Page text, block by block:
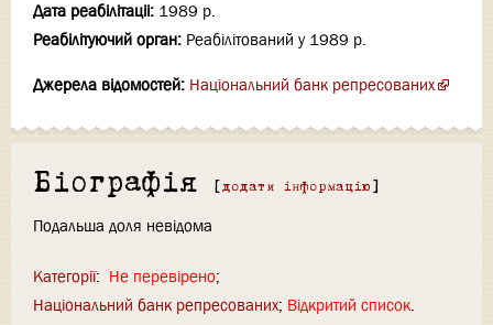
Дата реабілітаціi: 1989 р.
Реабілітуючий орган: Реабілітований у 1989 р.
Джерела відомостей: Національний банк репресованих
Біографія [ додати інформацію ]
Подальша доля невідома
Категорії: Не перевірено
Національний банк репресованих Відкритий список